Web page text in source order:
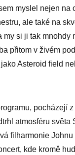
myslel nejen na
ale také na
my si ji tak
přitom v živém
Asteroid field
pocházejí
atmosféru
filharmonie
kde kromě